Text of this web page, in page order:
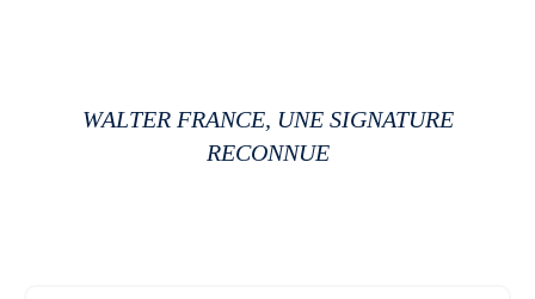
WALTER FRANCE, UNE SIGNATURE
RECONNUE